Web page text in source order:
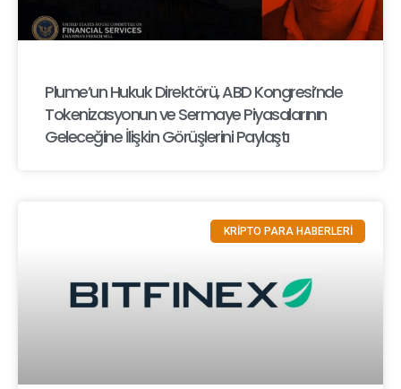
Plume’un Hukuk Direktörü, ABD Kongresi’nde
Tokenizasyonun ve Sermaye Piyasalarının
Geleceğine İlişkin Görüşlerini Paylaştı
KRİPTO PARA HABERLERİ